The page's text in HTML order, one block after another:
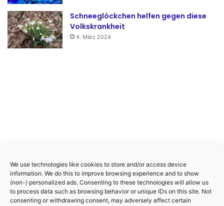
We use technologies like cookies to store and/or access device
information. We do this to improve browsing experience and to show
(non-) personalized ads. Consenting to these technologies will allow us
to process data such as browsing behavior or unique IDs on this site. Not
consenting or withdrawing consent, may adversely affect certain
Schneeglöckchen helfen gegen diese
Volkskrankheit
4. März 2024